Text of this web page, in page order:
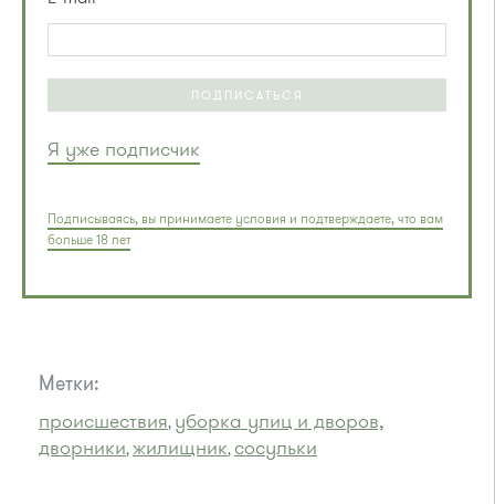
ПОДПИСАТЬСЯ
Я уже подписчик
Подписываясь, вы принимаете условия и подтверждаете, что вам
больше 18 лет
Метки:
происшествия, уборка улиц и дворов,
дворники,жилищник, сосульки